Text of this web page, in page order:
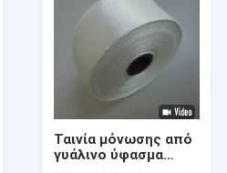
Ταινία μόνωσης από
γυάλινο ύφασμα